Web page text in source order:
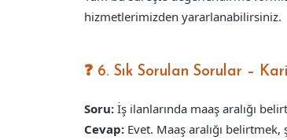
hizmetlerimizden yararlanabilirsiniz.
❓ 6. Sık Sorulan Sorular –
Soru: İş ilanlarında maaş aralığı
Cevap: Evet. Maaş aralığı